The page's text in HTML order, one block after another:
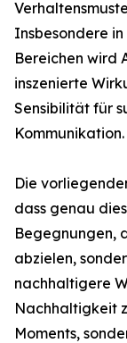
Insbesondere
Bereichen wird
inszenierte
Sensibilität für
Kommunikation.
Die
dass genau
Begegnungen,
abzielen,
nachhaltigere
Nachhaltigkeit
Moments,